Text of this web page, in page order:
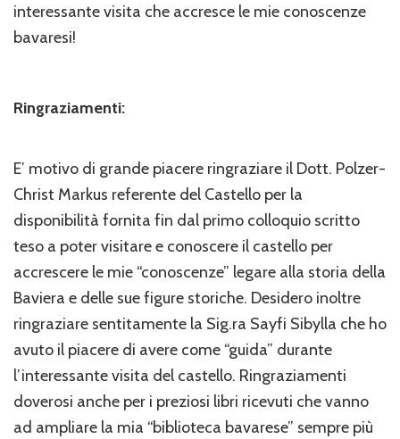
interessante visita che accresce le mie conoscenze
bavaresi!
Ringraziamenti:
E’ motivo di grande piacere ringraziare il Dott. Polzer-
Christ Markus referente del Castello per la
disponibilità fornita fin dal primo colloquio scritto
teso a poter visitare e conoscere il castello per
accrescere le mie “conoscenze” legare alla storia della
Baviera e delle sue figure storiche. Desidero inoltre
ringraziare sentitamente la Sig.ra Sayfi Sibylla che ho
avuto il piacere di avere come “guida” durante
l’interessante visita del castello. Ringraziamenti
doverosi anche per i preziosi libri ricevuti che vanno
ad ampliare la mia “biblioteca bavarese” sempre più